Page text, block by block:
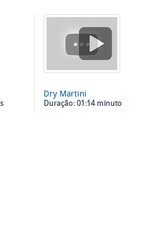
Dry Martini
Duração: 01:14 minuto